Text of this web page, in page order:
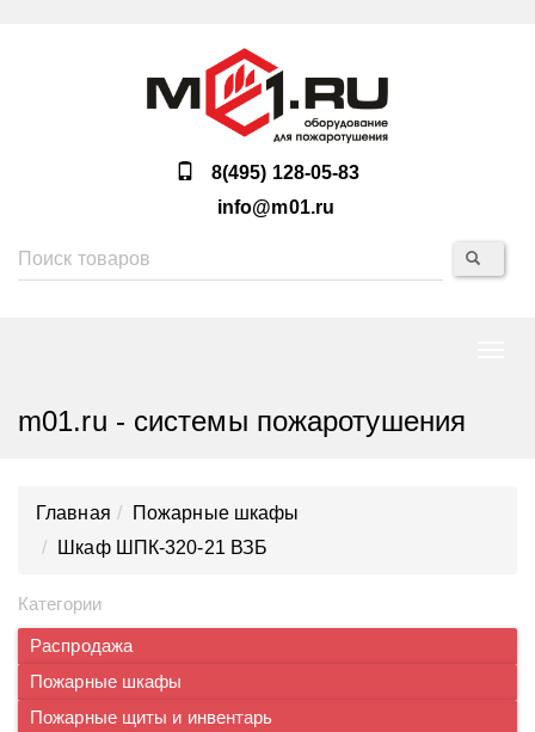
8(495) 128-05-83
info@m01.ru
m01.ru - системы пожаротушения
Главная
Пожарные шкафы
Шкаф ШПК-320-21 ВЗБ
Категории
Распродажа
Пожарные шкафы
Пожарные щиты и инвентарь